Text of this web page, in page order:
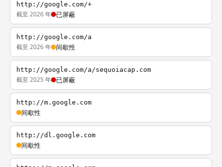
http://google.com/+
截至 2026 年 已屏蔽
http://google.com/a
截至 2026 年 间歇性
http://google.com/a/sequoiacap.com
截至 2025 年 已屏蔽
http://m.google.com
间歇性
http://dl.google.com
间歇性